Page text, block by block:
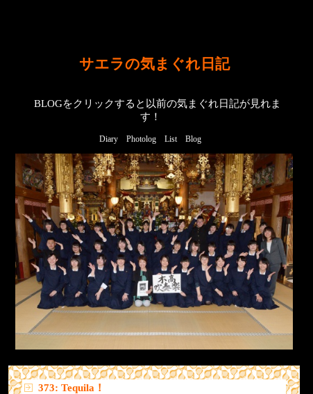
サエラの気まぐれ日記
BLOGをクリックすると以前の気まぐれ日記が見れま
す！
Diary Photolog List Blog
373: Tequila！